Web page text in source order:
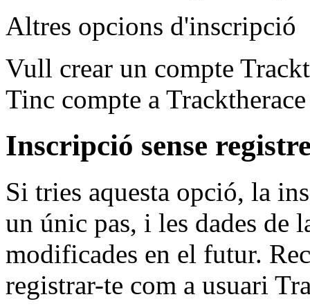
Altres opcions d'inscripció
Vull crear un compte
Tinc compte a Tracktherace
Inscripció sense
Si tries aquesta opció, la
un únic pas, i les dades de
modificades en el futur.
registrar-te com a usuari